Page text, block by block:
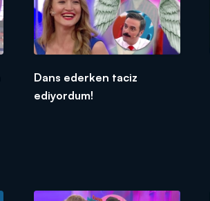
Dans ederken taciz
ediyordum!